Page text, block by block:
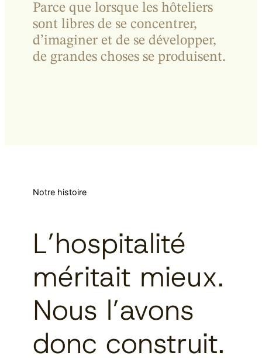
Parce que lorsque les hôteliers
sont libres de se concentrer,
d’imaginer et de se développer,
de grandes choses se produisent.
Notre histoire
L’hospitalité
méritait mieux.
Nous l’avons
donc construit.